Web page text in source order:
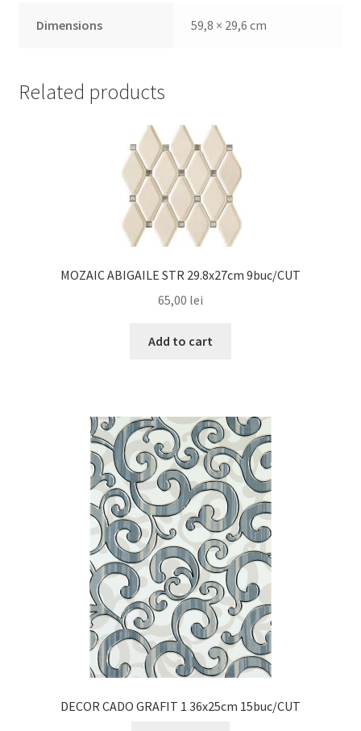
Dimensions 59,8 × 29,6 cm
Related products
MOZAIC ABIGAILE STR 29.8x27cm 9buc/CUT
65,00 lei
Add to cart
DECOR CADO GRAFIT 1 36x25cm 15buc/CUT